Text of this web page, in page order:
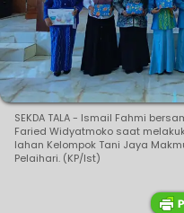
SEKDA TALA - Ismail Fahmi
Faried Widyatmoko saat
lahan Kelompok Tani Jaya
Pelaihari. (KP/Ist)